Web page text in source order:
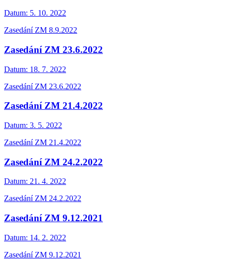
Datum: 5. 10. 2022
Zasedání ZM 8.9.2022
Zasedání ZM 23.6.2022
Datum: 18. 7. 2022
Zasedání ZM 23.6.2022
Zasedání ZM 21.4.2022
Datum: 3. 5. 2022
Zasedání ZM 21.4.2022
Zasedání ZM 24.2.2022
Datum: 21. 4. 2022
Zasedání ZM 24.2.2022
Zasedání ZM 9.12.2021
Datum: 14. 2. 2022
Zasedání ZM 9.12.2021